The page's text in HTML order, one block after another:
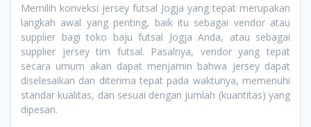
Memilih konveksi jersey futsal Jogja yang tepat merupakan
langkah awal yang penting, baik itu sebagai vendor atau
supplier bagi toko baju futsal Jogja Anda, atau sebagai
supplier jersey tim futsal. Pasalnya, vendor yang tepat
secara umum akan dapat menjamin bahwa jersey dapat
diselesaikan dan diterima tepat pada waktunya, memenuhi
standar kualitas, dan sesuai dengan jumlah (kuantitas) yang
dipesan.